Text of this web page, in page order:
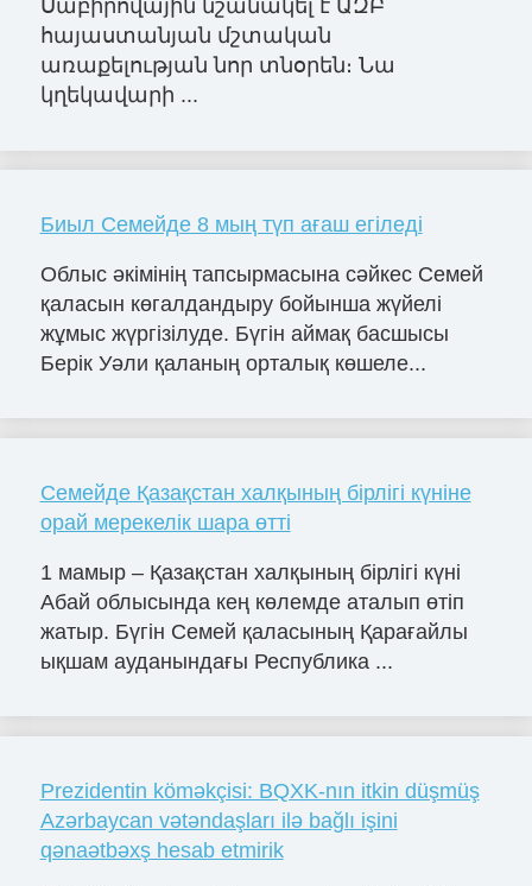
Սաբիրովային նշանակել է ԱԶԲ
հայաստանյան մշտական
առաքելության նոր տնօրեն։ Նա
կղեկավարի ...
Биыл Семейде 8 мың түп ағаш егіледі
Облыс әкімінің тапсырмасына сәйкес Семей
қаласын көгалдандыру бойынша жүйелі
жұмыс жүргізілуде. Бүгін аймақ басшысы
Берік Уәли қаланың орталық көшеле...
Семейде Қазақстан халқының бірлігі күніне
орай мерекелік шара өтті
1 мамыр – Қазақстан халқының бірлігі күні
Абай облысында кең көлемде аталып өтіп
жатыр. Бүгін Семей қаласының Қарағайлы
ықшам ауданындағы Республика ...
Prezidentin köməkçisi: BQXK-nın itkin düşmüş
Azərbaycan vətəndaşları ilə bağlı işini
qənaətbəxş hesab etmirik